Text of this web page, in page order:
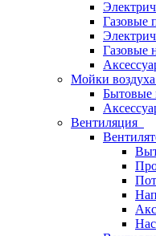
Газовые
Газовые
Мойки воздуха
Бытовые
Вентиляция